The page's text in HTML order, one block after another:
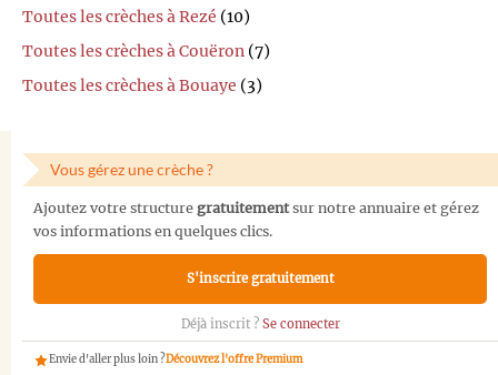
Toutes les crèches à Rezé (10)
Toutes les crèches à Couëron (7)
Toutes les crèches à Bouaye (3)
Vous gérez une crèche ?
Ajoutez votre structure gratuitementsur notre annuaire et gérez
vos informations en quelques clics.
S'inscrire gratuitement
Déjà inscrit ? Se connecter
Envie d'aller plus loin ?Découvrez l'offre Premium